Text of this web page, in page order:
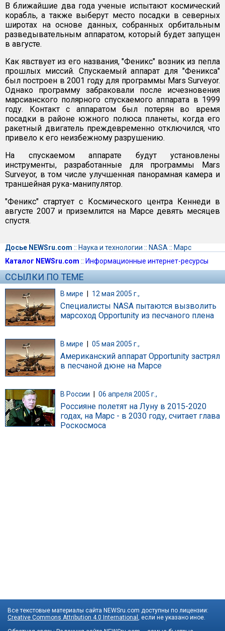
В ближайшие два года ученые испытают космический
корабль, а также выберут место посадки в северных
широтах на основе данных, собранных орбитальным
разведывательным аппаратом, который будет запущен
в августе.
Как явствует из его названия, "Феникс" возник из пепла
прошлых миссий. Спускаемый аппарат для "Феникса"
был построен в 2001 году для программы Mars Surveyor.
Однако программу забраковали после исчезновения
марсианского полярного спускаемого аппарата в 1999
году. Контакт с аппаратом был потерян во время
посадки в районе южного полюса планеты, когда его
ракетный двигатель преждевременно отключился, что
привело к его неизбежному разрушению.
На спускаемом аппарате будут установлены
инструменты, разработанные для программы Mars
Surveyor, в том числе улучшенная панорамная камера и
траншейная рука-манипулятор.
"Феникс" стартует с Космического центра Кеннеди в
августе 2007 и приземлится на Марсе девять месяцев
спустя.
Досье NEWSru.com :: Наука и технологии :: NASA :: Марс
Каталог NEWSru.com :: Информационные интернет-ресурсы
ССЫЛКИ ПО ТЕМЕ
В мире | 12 мая 2005 г.,
Специалисты NASA пытаются вызволить
марсоход Opportunity из песчаного плена
В мире 05 мая 2005 г.,
Американский аппарат Opportunity застрял
в песчаной дюне на Марсе
В России 06 апреля 2005 г.,
Россияне полетят на Луну в 2015-2020
годах, на Марс - в 2030 году, считает глава
Роскосмоса
Все текстовые материалы сайта NEWSru.com доступны по лицензии:
Creative Commons Attribution 4.0 International , если не указано иное.